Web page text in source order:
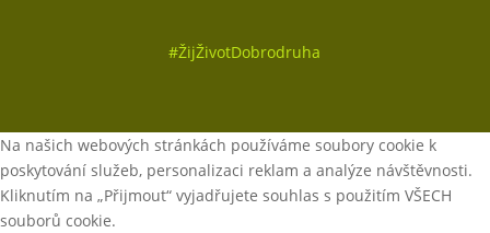
#ŽijŽivotDobrodruha
Na našich webových stránkách používáme soubory cookie k
poskytování služeb, personalizaci reklam a analýze návštěvnosti.
Kliknutím na „Přijmout“ vyjadřujete souhlas s použitím VŠECH
souborů cookie.